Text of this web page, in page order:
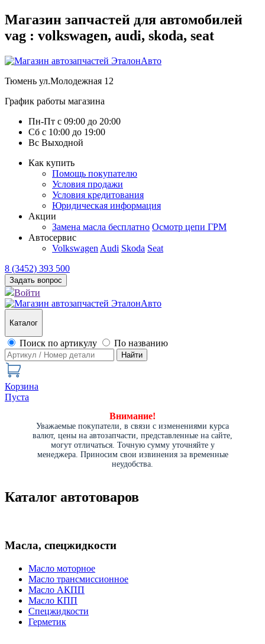
Магазин запчастей для автомобилей
vag : volkswagen, audi, skoda, seat
Тюмень ул.Молодежная 12
График работы магазина
Пн-Пт с 09:00 до 20:00
Сб с 10:00 до 19:00
Вс Выходной
Как купить
Помощь покупателю
Условия продажи
Условия кредитования
Юридическая информация
Акции
Замена масла бесплатно Осмотр цепи ГРМ
Автосервис
Volkswagen Audi Skoda Seat
8 (3452) 393 500
Задать вопрос
Войти
Каталог
Поиск по артикулу По названию
Найти
Корзина
Пуста
Внимание!
Уважаемые покупатели, в связи с изменениями курса
валют, цены на автозапчасти, представленные на сайте,
могут отличаться. Точную сумму уточняйте у
менеджера. Приносим свои извинения за временные
неудобства.
Каталог автотоваров
Масла, спецжидкости
Масло моторное
Масло трансмиссионное
Масло АКПП
Масло КПП
Спецжидкости
Герметик